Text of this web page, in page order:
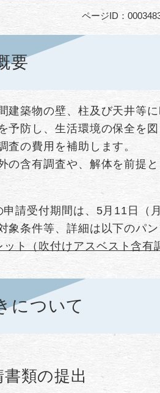
ページID：
要
建築物の壁、柱及び天井等
予防し、生活環境の保全を
査の費用を補助します。
の含有調査や、解体を前提
申請受付期間は、5月11日（
象条件等、詳細は以下のパ
ット（吹付けアスベスト含
について
書類の提出